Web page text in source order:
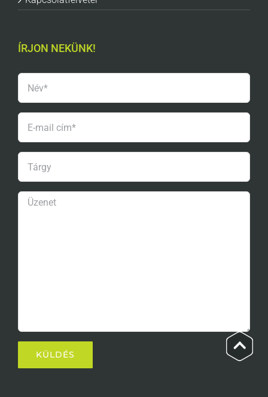
ÍRJON NEKÜNK!
Go
to
Top